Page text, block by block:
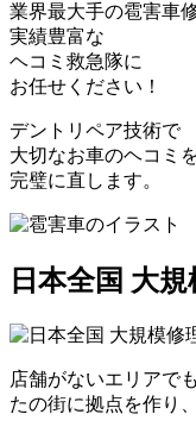
業界最大手の雹害車
実績豊富な
ヘコミ救急隊に
お任せください！
デントリペア技術で
大切なお車のヘコミ
完璧に直します。
日本全国 大
店舗がないエリアで
たの街に拠点を作り